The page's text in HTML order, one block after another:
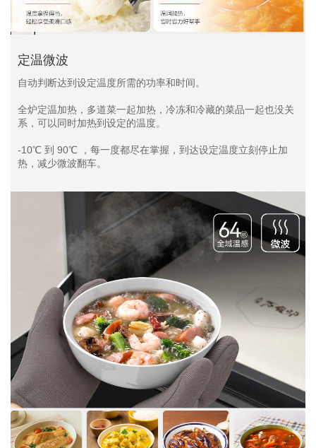
定温微波
自动判断达到设定温度所需的功率和时间。
全炉定温加热，多道菜一起加热，冷冻和冷藏的菜品一起也没关
系，可以同时加热到设定的温度。
-10℃ 到 90℃ ，每一度都尽在掌握，到达设定温度立刻停止加
热，减少微波翻车。